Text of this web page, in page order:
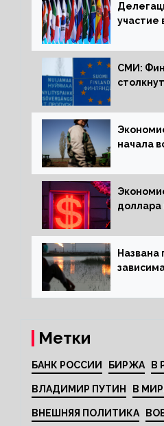
участие
СМИ:
начала
доллара
Названа
Метки
БАНК РОССИИ БИРЖА В
ВЛАДИМИР ПУТИН В
ВНЕШНЯЯ ПОЛИТИКА